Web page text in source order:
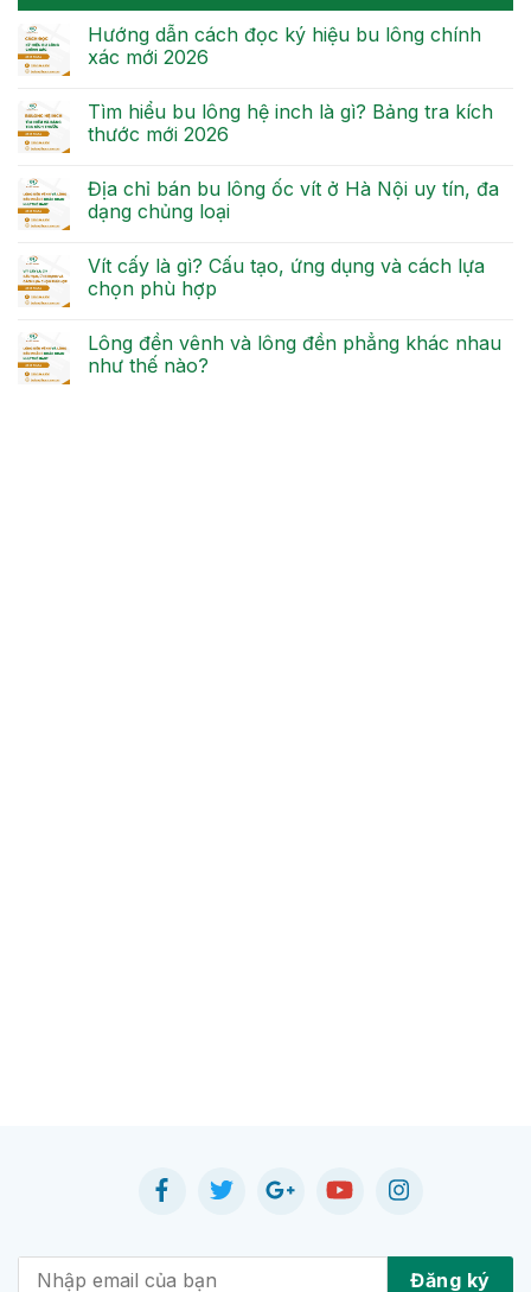
Hướng dẫn cách đọc ký hiệu bu lông chính
xác mới 2026
Tìm hiểu bu lông hệ inch là gì? Bảng tra kích
thước mới 2026
Địa chỉ bán bu lông ốc vít ở Hà Nội uy tín, đa
dạng chủng loại
Vít cấy là gì? Cấu tạo, ứng dụng và cách lựa
chọn phù hợp
Lông đền vênh và lông đền phẳng khác nhau
như thế nào?